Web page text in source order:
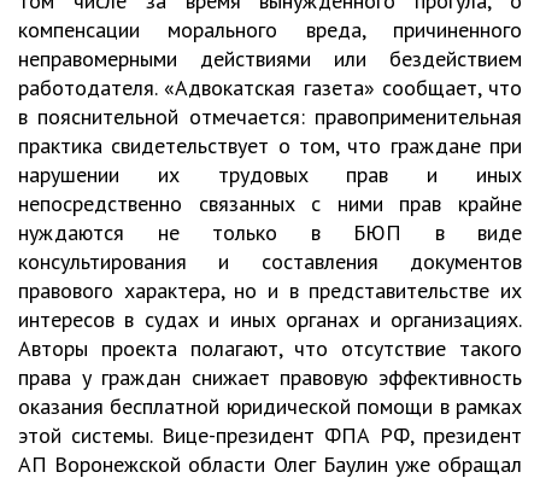
компенсации морального вреда, причиненного
неправомерными действиями или бездействием
работодателя. «Адвокатская газета» сообщает, что
в пояснительной отмечается: правоприменительная
практика свидетельствует о том, что граждане при
нарушении их трудовых прав и иных
непосредственно связанных с ними прав крайне
нуждаются не только в БЮП в виде
консультирования и составления документов
правового характера, но и в представительстве их
интересов в судах и иных органах и организациях.
Авторы проекта полагают, что отсутствие такого
права у граждан снижает правовую эффективность
оказания бесплатной юридической помощи в рамках
этой системы. Вице-президент ФПА РФ, президент
АП Воронежской области Олег Баулин уже обращал